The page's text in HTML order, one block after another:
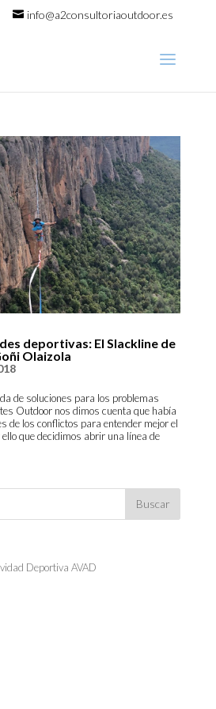
info@a2consultoriaoutdoor.es
deportivas: El Slackline de
Olaizola
de soluciones para los problemas
Outdoor nos dimos cuenta que había
de los conflictos para entender mejor el
que decidimos abrir una línea de
Deportiva AVAD